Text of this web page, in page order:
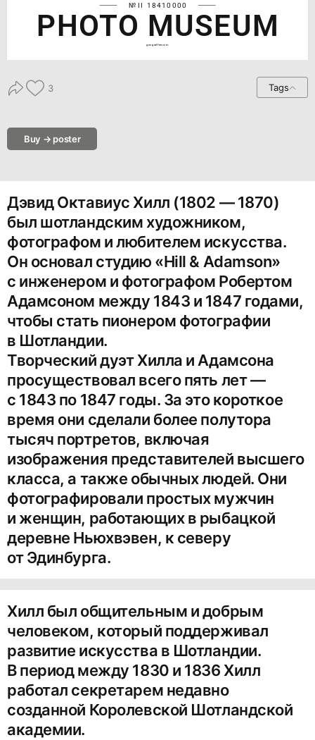
№II 18410000
PHOTO MUSEUM
geograffee.com
3 Tags
Buy → poster
Дэвид Октавиус Хилл (1802 — 1870)
был шотландским художником,
фотографом и любителем искусства.
Он основал студию «Hill & Adamson»
с инженером и фотографом Робертом
Адамсоном между 1843 и 1847 годами,
чтобы стать пионером фотографии
в Шотландии.
Творческий дуэт Хилла и Адамсона
просуществовал всего пять лет —
с 1843 по 1847 годы. За это короткое
время они сделали более полутора
тысяч портретов, включая
изображения представителей высшего
класса, а также обычных людей. Они
фотографировали простых мужчин
и женщин, работающих в рыбацкой
деревне Ньюхвэвен, к северу
от Эдинбурга.
Хилл был общительным и добрым
человеком, который поддерживал
развитие искусства в Шотландии.
В период между 1830 и 1836 Хилл
работал секретарем недавно
созданной Королевской Шотландской
академии.